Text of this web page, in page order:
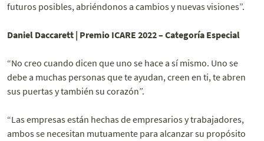
futuros posibles, abriéndonos a cambios y nuevas visiones”.
Daniel Daccarett | Premio ICARE 2022 – Categoría Especial
“No creo cuando dicen que uno se hace a sí mismo. Uno se
debe a muchas personas que te ayudan, creen en ti, te abren
sus puertas y también su corazón”.
“Las empresas están hechas de empresarios y trabajadores,
ambos se necesitan mutuamente para alcanzar su propósito